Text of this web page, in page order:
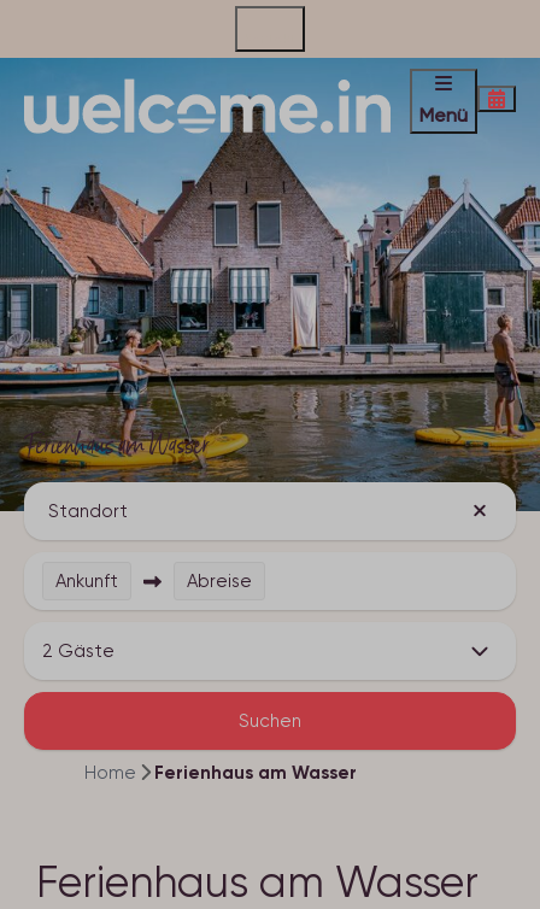
Menü
Ferienhaus am Wasser
Standort
Ankunft Abreise
2 Gäste
Suchen
Home Ferienhaus am Wasser
Ferienhaus am Wasser